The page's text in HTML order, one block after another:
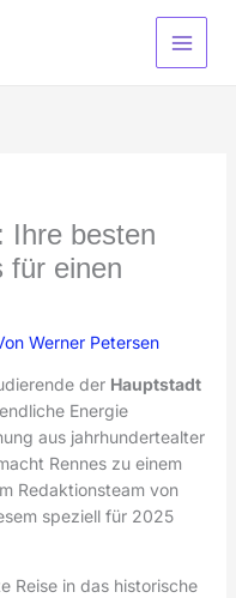
Ihre besten
für einen
Werner Petersen
der Hauptstadt
Energie
aus jahrhundertealter
Rennes zu einem
Redaktionsteam von
speziell für 2025
Reise in das historische